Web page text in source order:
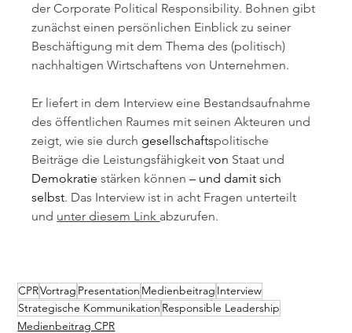
der Corporate Political Responsibility. Bohnen gibt
zunächst einen persönlichen Einblick zu seiner
Beschäftigung mit dem Thema des (politisch)
nachhaltigen Wirtschaftens von Unternehmen.
Er liefert in dem Interview eine Bestandsaufnahme
des öffentlichen Raumes mit seinen Akteuren und
zeigt, wie sie durch gesellschaftspolitische
Beiträge die Leistungsfähigkeit von Staat und
Demokratie stärken können – und damit sich
selbst. Das Interview ist in acht Fragen unterteilt
und unter diesem Link abzurufen.
CPRVortrag Presentation Medienbeitrag Interview
Strategische Kommunikation Responsible Leadership
Medienbeitrag CPR